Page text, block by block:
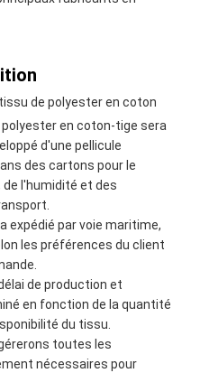
de polyester en coton
polyester en coton-tige sera
d'une pellicule
des cartons pour le
de l'humidité et des
expédié par voie maritime,
les préférences du client
de production et
en fonction de la quantité
du tissu.
toutes les
nécessaires pour